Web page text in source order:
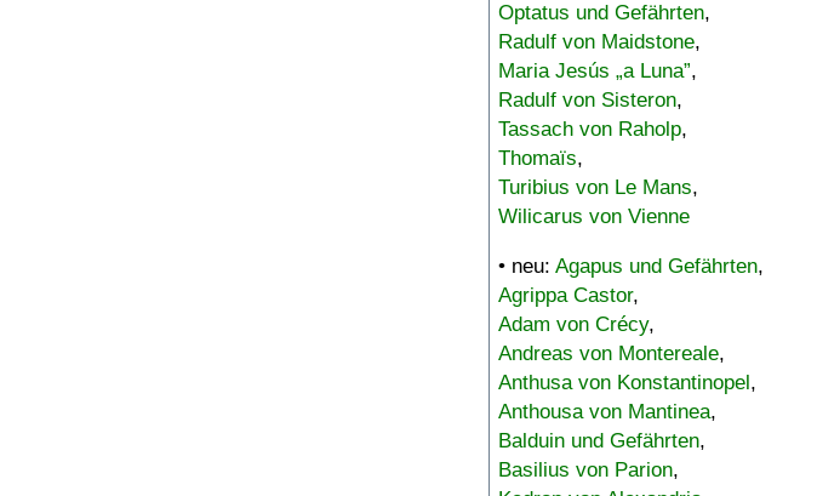
Optatus und Gefährten,
Radulf von Maidstone,
Maria Jesús „a Luna”,
Radulf von Sisteron,
Tassach von Raholp,
Thomaïs,
Turibius von Le Mans,
Wilicarus von Vienne
• neu: Agapus und Gefährten,
Agrippa Castor,
Adam von Crécy,
Andreas von Montereale,
Anthusa von Konstantinopel,
Anthousa von Mantinea,
Balduin und Gefährten,
Basilius von Parion,